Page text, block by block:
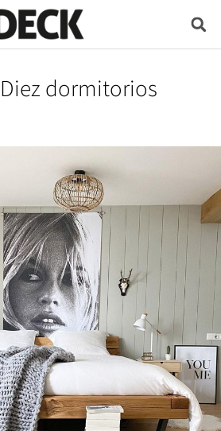
Diez dormitorios